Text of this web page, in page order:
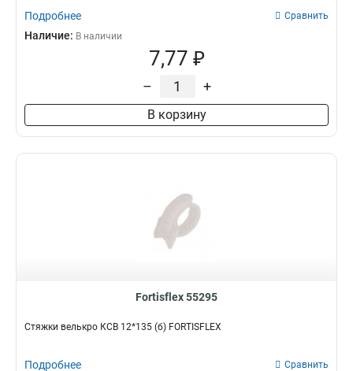
Подробнее Сравнить
Наличие: В наличии
7,77 ₽
– +
В корзину
Fortisflex 55295
Стяжки велькро КСВ 12*135 (б) FORTISFLEX
Подробнее Сравнить